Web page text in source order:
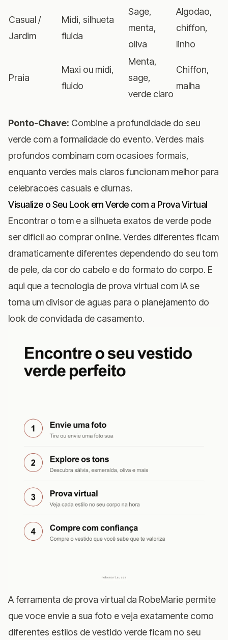
Casual /
Jardim
Midi, silhueta
fluida
Sage,
menta,
oliva
Algodao,
chiffon,
linho
Praia
Maxi ou midi,
fluido
Menta,
sage,
verde claro
Chiffon,
malha
Ponto-Chave: Combine a profundidade do seu
verde com a formalidade do evento. Verdes mais
profundos combinam com ocasioes formais,
enquanto verdes mais claros funcionam melhor para
celebracoes casuais e diurnas.
Visualize o Seu Look em Verde com a Prova Virtual
Encontrar o tom e a silhueta exatos de verde pode
ser dificil ao comprar online. Verdes diferentes ficam
dramaticamente diferentes dependendo do seu tom
de pele, da cor do cabelo e do formato do corpo. E
aqui que a tecnologia de prova virtual com IA se
torna um divisor de aguas para o planejamento do
look de convidada de casamento.
A ferramenta de prova virtual da RobeMarie permite
que voce envie a sua foto e veja exatamente como
diferentes estilos de vestido verde ficam no seu